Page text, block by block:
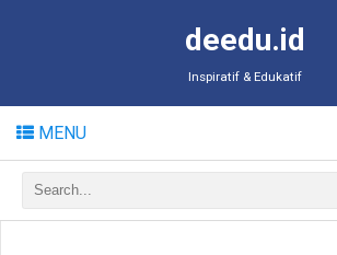
deedu.id
Inspiratif & Edukatif
MENU